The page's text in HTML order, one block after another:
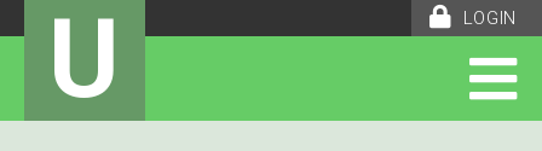
LOGIN
U